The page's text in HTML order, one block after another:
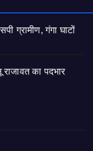
ग्रामीण, गंगा घाटों
का पदभार